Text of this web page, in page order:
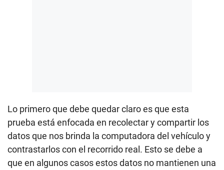
Lo primero que debe quedar claro es que esta
prueba está enfocada en recolectar y compartir los
datos que nos brinda la computadora del vehículo y
contrastarlos con el recorrido real. Esto se debe a
que en algunos casos estos datos no mantienen una